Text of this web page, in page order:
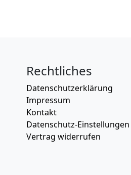
Rechtliches
Datenschutzerklärung
Impressum
Kontakt
Datenschutz-Einstellungen
Vertrag widerrufen